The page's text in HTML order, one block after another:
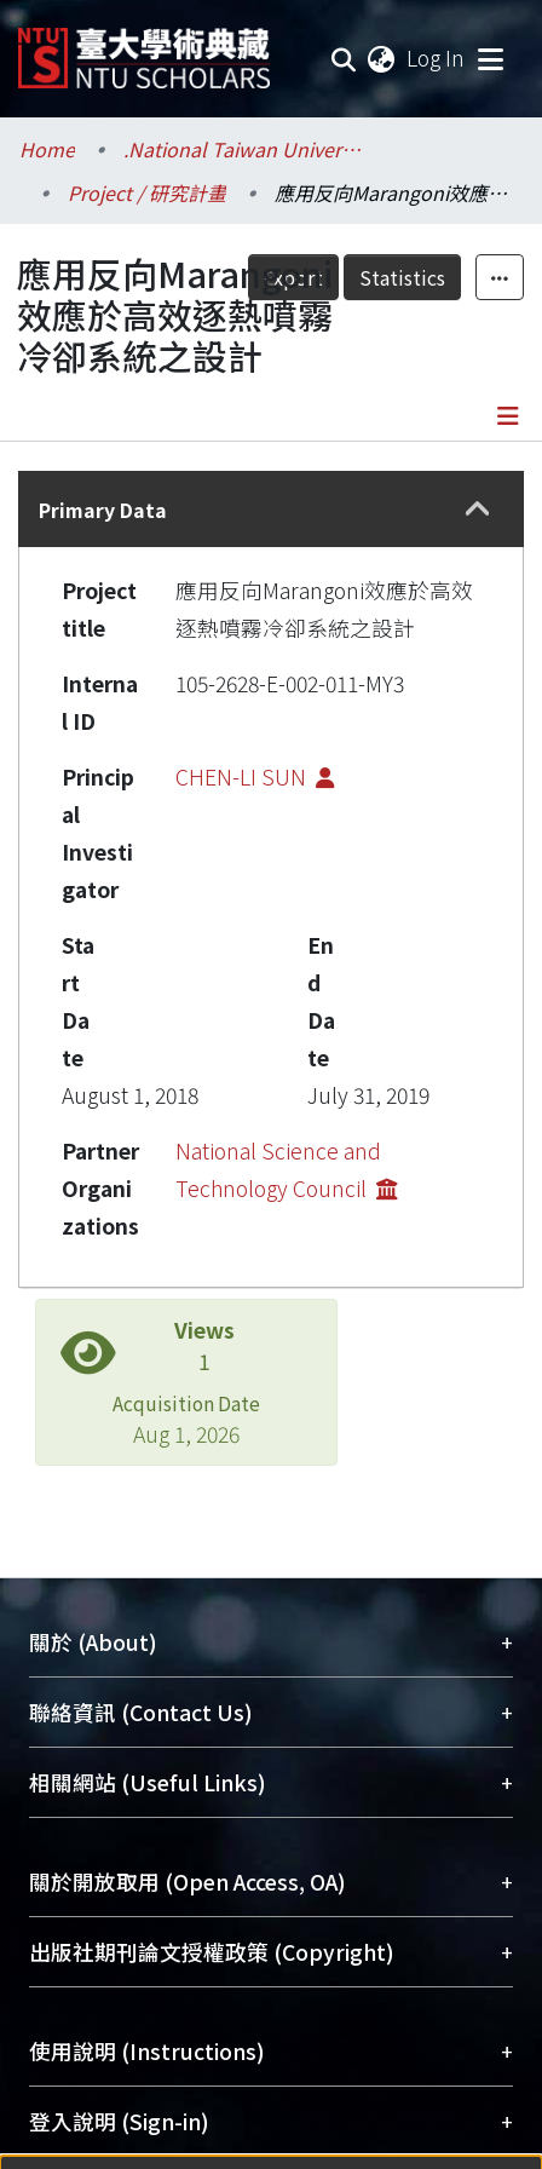
Log In
Communities & Collections
Research Outputs
Fundings & Projects
Researchers
Statistics
Home
.National Taiwan University / 國立臺灣大學
Project / 研究計畫
應用反向Marangoni效應於高效逐熱噴霧冷卻系統之設計
Export Statistics
應用反向Marangoni
效應於高效逐熱噴霧
冷卻系統之設計
Details
Primary Data
Project
title
應用反向Marangoni效應於高效
逐熱噴霧冷卻系統之設計
Interna
l ID
105-2628-E-002-011-MY3
Princip
al
Investi
gator
CHEN-LI SUN
Sta
rt
Da
te
August 1, 2018
En
d
Da
te
July 31, 2019
Partner
Organi
zations
National Science and
Technology Council
Views
1
Acquisition Date
Aug 1, 2026
關於 (About) +
臺大位居世界頂尖大學之列，為永久珍藏及向國際
展現本校豐碩的研究成果及學術能量，圖書館整合
機構典藏（NTUR）與學術庫（AH）不同功能平
台，成為臺大學術典藏NTU scholars。期能整合研
成果。
To permanently archive and promote researcher
profiles and scholarly works, Library integrates the
services of “NTU Repository” with “Academic
聯絡資訊 (Contact Us) +
總館學科館員(Main Library)
醫學圖書館學科館員(Medical Library)
Sciences Library)
相關網站 (Useful Links) +
關於開放取用 (Open Access, OA) +
開放取用是從使用者角度提升資訊取用性的社會運
動，應用在學術研究上是透過將研究著作公開供使
用逐年攀升。同時可加速研究發展、提升研究影響
Archive）平台。 （點選深入了解OA）
出版社期刊論文授權政策 (Copyright) +
含部分內容的版權非匯入者所有，或由第三方贊
助與合作完成，請確認該版權所有者及第三方同
意提供此授權。
Please represent that the submission is your
使用說明 (Instructions) +
網站簡介(Quickstart Guide)
使用手冊(Instruction Manual)
登入說明 (Sign-in) +